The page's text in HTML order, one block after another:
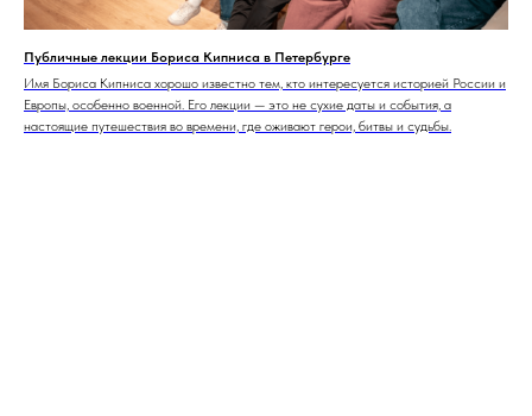
Публичные лекции Бориса Кипниса в Петербурге
Имя Бориса Кипниса хорошо известно тем, кто интересуется историей России и
Европы, особенно военной. Его лекции — это не сухие даты и события, а
настоящие путешествия во времени, где оживают герои, битвы и судьбы.